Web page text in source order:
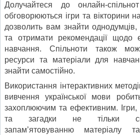
Долучайтеся до онлайн-
обговорюються ігри та вікторини
дозволить вам знайти однодумців,
та отримати рекомендації щодо
навчання. Спільноти також
ресурси та матеріали для
знайти самостійно.
Використання інтерактивних
вивчення української мови
захоплюючим та ефективним. Ігри,
та загадки не тільки
запам’ятовуванню матеріалу